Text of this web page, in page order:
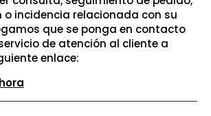
incidencia relacionada con su
que se ponga en contacto
de atención al cliente a
enlace: